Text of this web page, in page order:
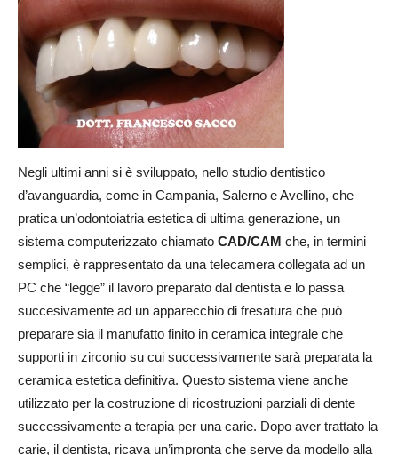
Negli ultimi anni si è sviluppato, nello studio dentistico
d’avanguardia, come in Campania, Salerno e Avellino, che
pratica un’odontoiatria estetica di ultima generazione, un
sistema computerizzato chiamato CAD/CAM che, in termini
semplici, è rappresentato da una telecamera collegata ad un
PC che “legge” il lavoro preparato dal dentista e lo passa
succesivamente ad un apparecchio di fresatura che può
preparare sia il manufatto finito in ceramica integrale che
supporti in zirconio su cui successivamente sarà preparata la
ceramica estetica definitiva. Questo sistema viene anche
utilizzato per la costruzione di ricostruzioni parziali di dente
successivamente a terapia per una carie. Dopo aver trattato la
carie, il dentista, ricava un’impronta che serve da modello alla